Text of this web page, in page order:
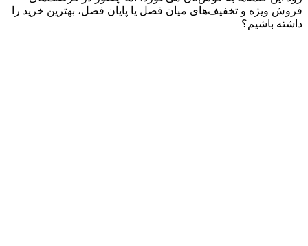
فروش ویژه و تخفیف‌های میان فصل یا پایان فصل، بهترین خرید را
داشته باشیم؟